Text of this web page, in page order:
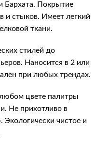
Бархата. Покрытие
и стыков. Имеет легкий
ткани.
стилей до
Наносится в 2 или
при любых трендах.
цвете палитры
Не прихотливо в
чистое и